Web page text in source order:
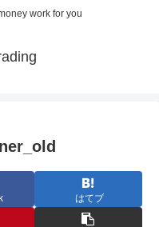
work for you
はてブ